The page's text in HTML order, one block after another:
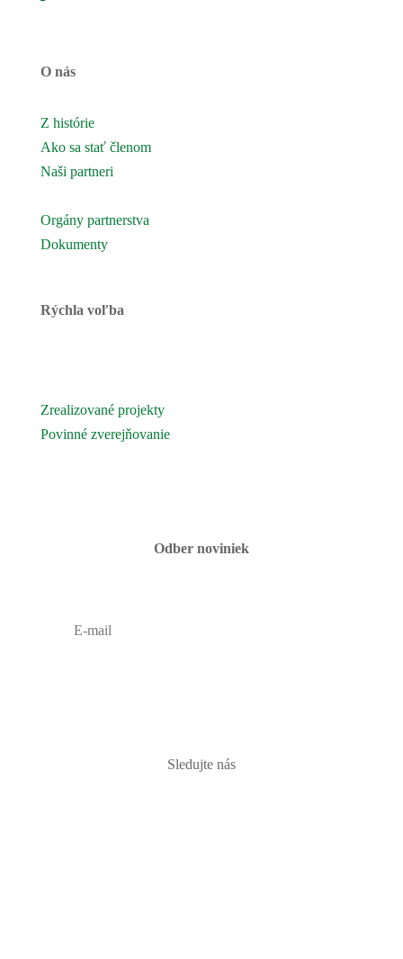
O nás
Z histórie
Ako sa stať členom
Naši partneri
Orgány partnerstva
Dokumenty
Rýchla voľba
Zrealizované projekty
Povinné zverejňovanie
Odber noviniek
Sledujte nás